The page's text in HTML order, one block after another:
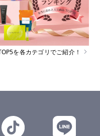
を各カテゴリでご紹介！